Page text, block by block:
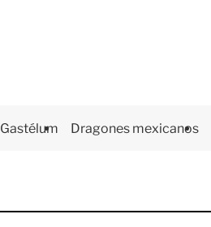
Gastélum Dragones mexicanos